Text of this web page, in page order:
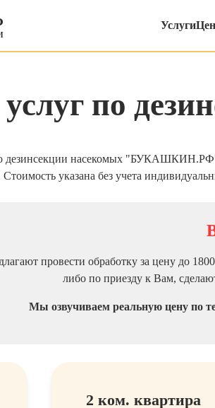
Услуги
по
насекомых "БУКАШКИН.РФ"
указана без учета
провести обработку за цену до
либо по приезду к Вам,
Мы озвучиваем реальную цену по
2 ком. квартира